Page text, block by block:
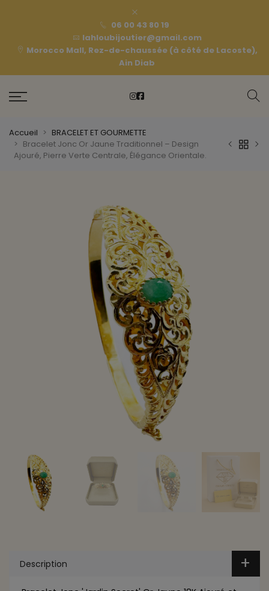
06 00 43 80 19
lahloubijoutier@gmail.com
Morocco Mall, Rez-de-chaussée (à côté de Lacoste),
Ain Diab
Accueil
BRACELET ET GOURMETTE
Bracelet Jonc Or Jaune Traditionnel – Design
Ajouré, Pierre Verte Centrale, Élégance Orientale.
Description